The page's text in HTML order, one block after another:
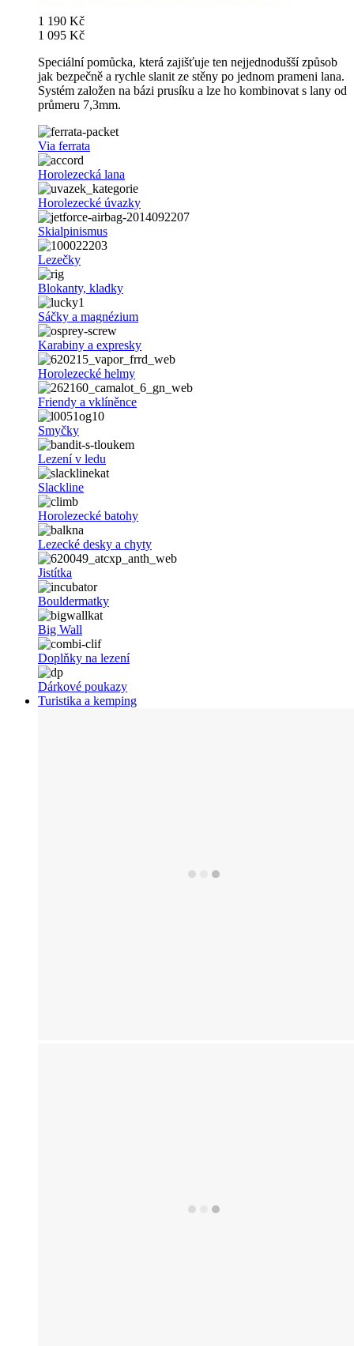
1 190 Kč
1 095 Kč
Speciální pomůcka, která zajišťuje ten nejjednodušší způsob
jak bezpečně a rychle slanit ze stěny po jednom prameni lana.
Systém založen na bázi prusíku a lze ho kombinovat s lany od
průmeru 7,3mm.
Via ferrata
Horolezecká lana
Horolezecké úvazky
Skialpinismus
Lezečky
Blokanty, kladky
Sáčky a magnézium
Karabiny a expresky
Horolezecké helmy
Friendy a vklíněnce
Smyčky
Lezení v ledu
Slackline
Horolezecké batohy
Lezecké desky a chyty
Jistítka
Bouldermatky
Big Wall
Doplňky na lezení
Dárkové poukazy
Turistika a kemping